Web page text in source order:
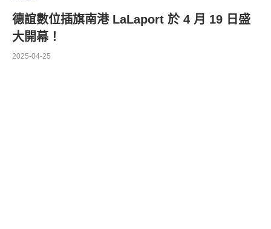
德誼數位插旗南港 LaLaport 於 4 月 19 日盛
大開幕！
2025-04-25